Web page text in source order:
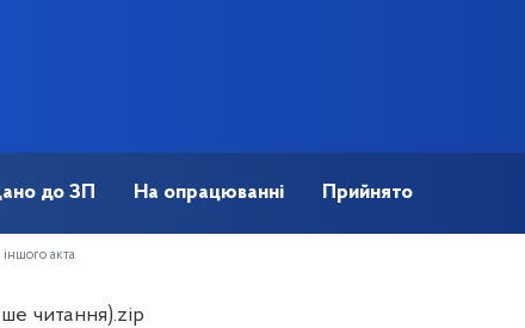
до ЗП На опрацюванні Прийнято
акта
читання).zip